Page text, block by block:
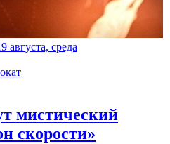
августа, среда
мистический
скорости»